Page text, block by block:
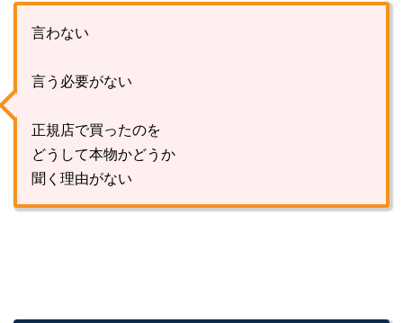
言わない
言う必要がない
正規店で買ったのを
どうして本物かどうか
聞く理由がない